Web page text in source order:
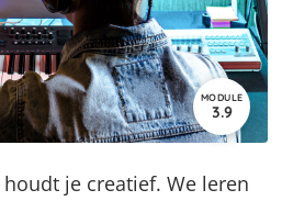
houdt je creatief. We leren
MODULE
3.9